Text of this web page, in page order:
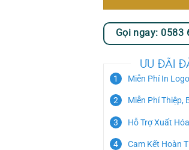
Gọi ngay: 0583
ƯU ĐÃI
Miễn Phí In
Miễn Phí Thiệp,
Hỗ Trợ Xuất
Cam Kết Hoàn